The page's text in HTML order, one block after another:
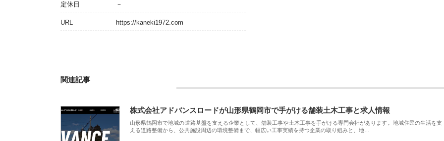
定休日 －
URL https://kaneki1972.com
関連記事
株式会社アドバンスロードが山形県鶴岡市で手がける舗装土木工事と求人情報
山形県鶴岡市で地域の道路基盤を支える企業として、舗装工事や土木工事を手がける専門会社があります。地域住民の生活を支
える道路整備から、公共施設周辺の環境整備まで、幅広い工事実績を持つ企業の取り組みと、地…